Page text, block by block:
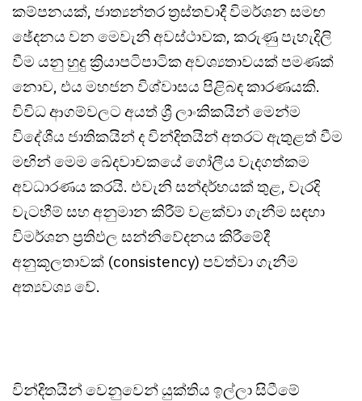
කම්පනයක්, ජාත්‍යන්තර ත්‍රස්තවාදී විමර්ශන සමඟ
ඡේදනය වන මෙවැනි අවස්ථාවක, කරුණු පැහැදිලි
වීම යනු හුදු ක්‍රියාපටිපාටික අවශ්‍යතාවයක් පමණක්
නොව, එය මහජන විශ්වාසය පිළිබඳ කාරණයකි.
විවිධ ආගම්වලට අයත් ශ්‍රී ලාංකිකයින් මෙන්ම
විදේශීය ජාතිකයින් ද වින්දිතයින් අතරට ඇතුළත් වීම
මඟින් මෙම ඛේදවාචකයේ ගෝලීය වැදගත්කම
අවධාරණය කරයි. එවැනි සන්දර්භයක් තුළ, වැරදි
වැටහීම් සහ අනුමාන කිරීම් වළක්වා ගැනීම සඳහා
විමර්ශන ප්‍රතිඵල සන්නිවේදනය කිරීමේදී
අනුකූලතාවක් (consistency) පවත්වා ගැනීම
අත්‍යවශ්‍ය වේ.
වින්දිතයින් වෙනුවෙන් යුක්තිය ඉල්ලා සිටීමේ